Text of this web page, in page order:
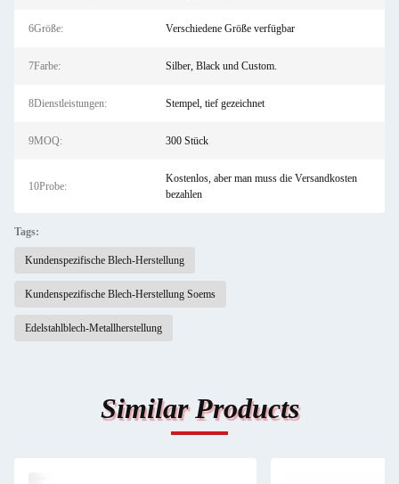
6Größe: Verschiedene Größe verfügbar
7Farbe: Silber, Black und Custom.
8Dienstleistungen: Stempel, tief gezeichnet
9MOQ: 300 Stück
10Probe:
Kostenlos, aber man muss die Versandkosten
bezahlen
Tags:
Kundenspezifische Blech-Herstellung
Kundenspezifische Blech-Herstellung Soems
Edelstahlblech-Metallherstellung
Similar Products